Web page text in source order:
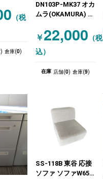
肘有ハ
リーン
（税
) 倉庫(0)
DN103P-MK37 オカ
ムラ(OKAMURA) オ
￥22,000 （税
込）
在庫 店舗(0) 倉庫(9)
SS-118B 東谷 応接
ソファ ソファW650